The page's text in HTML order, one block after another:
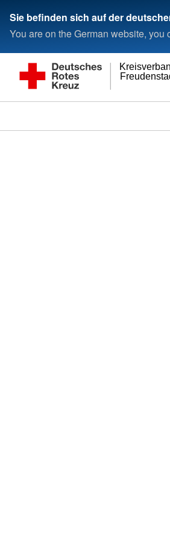
Sie befinden sich auf der
You are on the German website,